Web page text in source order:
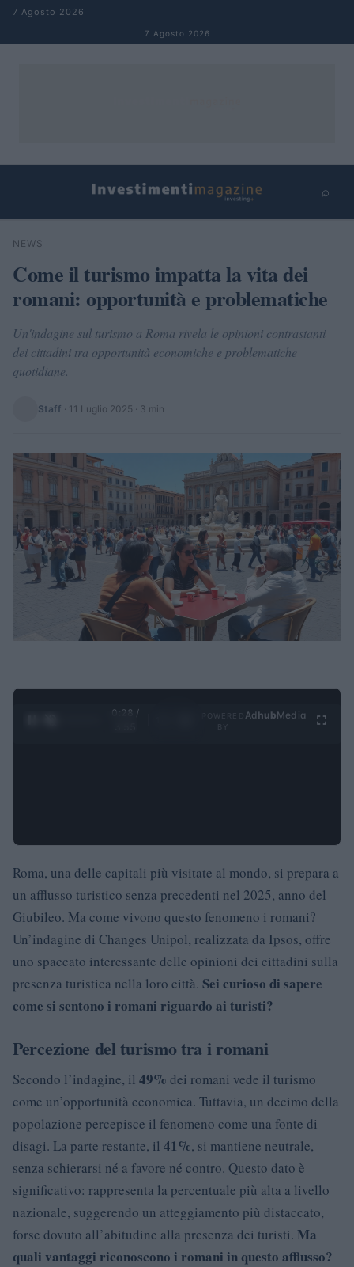
Salta al contenuto
7 Agosto 2026
7 Agosto 2026
⌕
Cerca
NEWS
Come il turismo impatta la vita dei
romani: opportunità e problematiche
Un'indagine sul turismo a Roma rivela le opinioni contrastanti
dei cittadini tra opportunità economiche e problematiche
quotidiane.
Staff · 11 Luglio 2025 · 3 min
0:28 /
Ad hubMedia
Roma, una delle capitali più visitate al mondo, si prepara a
un afflusso turistico senza precedenti nel 2025, anno del
Giubileo. Ma come vivono questo fenomeno i romani?
Un’indagine di Changes Unipol, realizzata da Ipsos, offre
uno spaccato interessante delle opinioni dei cittadini sulla
presenza turistica nella loro città. Sei curioso di sapere
come si sentono i romani riguardo ai turisti?
Percezione del turismo tra i romani
Secondo l’indagine, il 49% dei romani vede il turismo
come un’opportunità economica. Tuttavia, un decimo della
popolazione percepisce il fenomeno come una fonte di
disagi. La parte restante, il 41%, si mantiene neutrale,
senza schierarsi né a favore né contro. Questo dato è
significativo: rappresenta la percentuale più alta a livello
nazionale, suggerendo un atteggiamento più distaccato,
forse dovuto all’abitudine alla presenza dei turisti. Ma
quali vantaggi riconoscono i romani in questo afflusso?